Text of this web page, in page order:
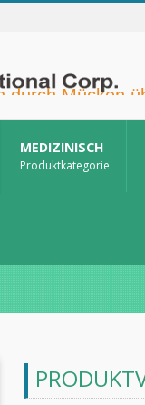
MEDIZINISCH
Produktkategorie